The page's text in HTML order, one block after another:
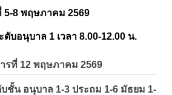
5-8 พฤษภาคม 2569
ดับอนุบาล 1 เวลา 8.00-12.00 น.
รที่ 12 พฤษภาคม 2569
ชั้น อนุบาล 1-3 ประถม 1-6 มัธยม 1-